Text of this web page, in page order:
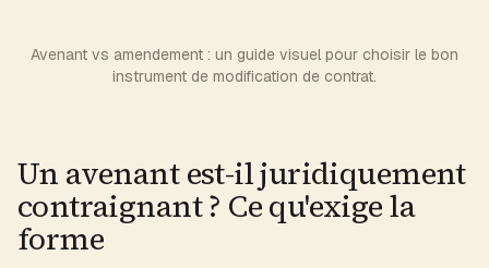
Avenant vs amendement : un guide visuel pour choisir le bon
instrument de modification de contrat.
Un avenant est-il juridiquement
contraignant ? Ce qu'exige la
forme